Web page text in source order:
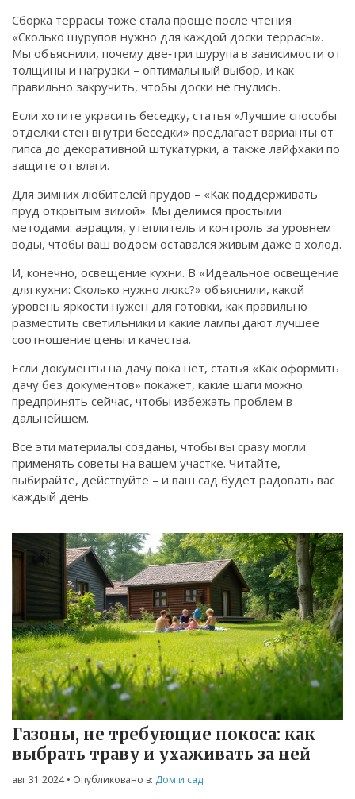
Сборка террасы тоже стала проще после чтения
«Сколько шурупов нужно для каждой доски террасы».
Мы объяснили, почему две‑три шурупа в зависимости от
толщины и нагрузки – оптимальный выбор, и как
правильно закручить, чтобы доски не гнулись.
Если хотите украсить беседку, статья «Лучшие способы
отделки стен внутри беседки» предлагает варианты от
гипса до декоративной штукатурки, а также лайфхаки по
защите от влаги.
Для зимних любителей прудов – «Как поддерживать
пруд открытым зимой». Мы делимся простыми
методами: аэрация, утеплитель и контроль за уровнем
воды, чтобы ваш водоём оставался живым даже в холод.
И, конечно, освещение кухни. В «Идеальное освещение
для кухни: Сколько нужно люкс?» объяснили, какой
уровень яркости нужен для готовки, как правильно
разместить светильники и какие лампы дают лучшее
соотношение цены и качества.
Если документы на дачу пока нет, статья «Как оформить
дачу без документов» покажет, какие шаги можно
предпринять сейчас, чтобы избежать проблем в
дальнейшем.
Все эти материалы созданы, чтобы вы сразу могли
применять советы на вашем участке. Читайте,
выбирайте, действуйте – и ваш сад будет радовать вас
каждый день.
Газоны, не требующие покоса: как
выбрать траву и ухаживать за ней
авг 31 2024• Опубликовано в: Дом и сад